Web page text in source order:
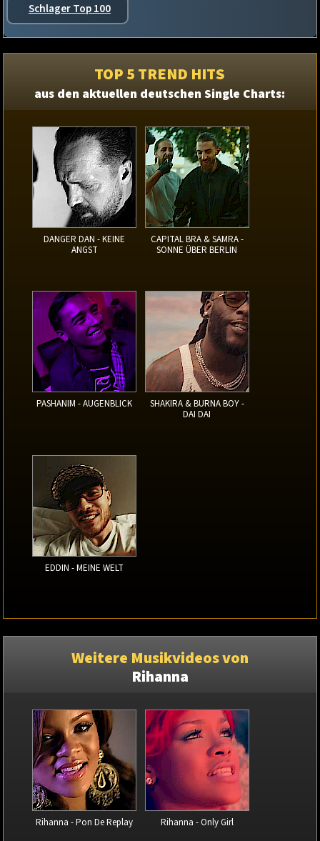
Schlager Top 100
TOP 5 TREND HITS
aus den aktuellen deutschen Single Charts:
DANGER DAN - KEINE
ANGST
CAPITAL BRA & SAMRA -
SONNE ÜBER BERLIN
PASHANIM - AUGENBLICK
SHAKIRA & BURNA BOY -
DAI DAI
EDDIN - MEINE WELT
Weitere Musikvideos von
Rihanna
Rihanna - Pon De Replay Rihanna - Only Girl